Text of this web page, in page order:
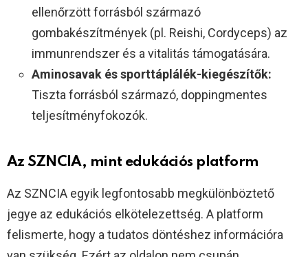
ellenőrzött forrásból származó
gombakészítmények (pl. Reishi, Cordyceps) az
immunrendszer és a vitalitás támogatására.
Aminosavak és sporttáplálék-kiegészítők:
Tiszta forrásból származó, doppingmentes
teljesítményfokozók.
Az SZNCIA, mint edukációs platform
Az SZNCIA egyik legfontosabb megkülönböztető
jegye az edukációs elkötelezettség. A platform
felismerte, hogy a tudatos döntéshez információra